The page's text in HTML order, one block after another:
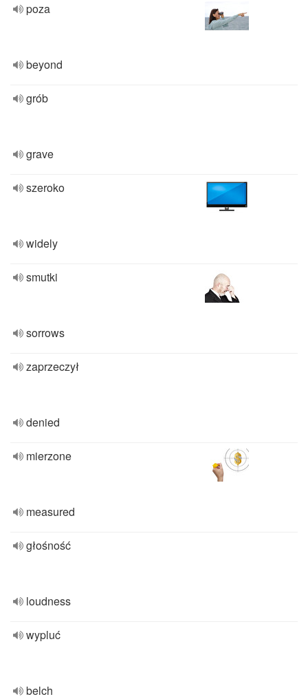
poza
beyond
grób
grave
szeroko
widely
smutki
sorrows
zaprzeczył
denied
mierzone
measured
głośność
loudness
wypluć
belch